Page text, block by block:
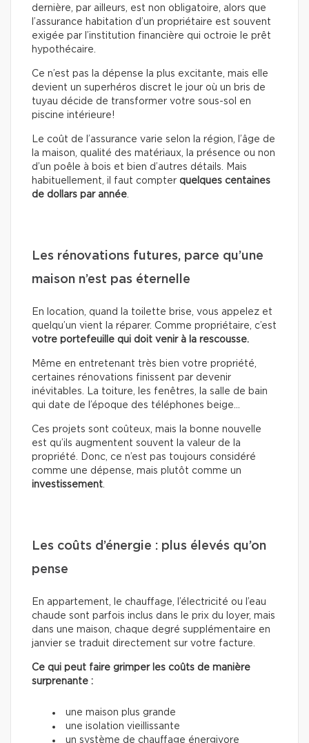
dernière, par ailleurs, est non obligatoire, alors que
l’assurance habitation d’un propriétaire est souvent
exigée par l’institution financière qui octroie le prêt
hypothécaire.
Ce n’est pas la dépense la plus excitante, mais elle
devient un superhéros discret le jour où un bris de
tuyau décide de transformer votre sous-sol en
piscine intérieure!
Le coût de l’assurance varie selon la région, l’âge de
la maison, qualité des matériaux, la présence ou non
d’un poêle à bois et bien d’autres détails. Mais
habituellement, il faut compter quelques centaines
de dollars par année
Les rénovations futures, parce qu’une
maison n’est pas éternelle
En location, quand la toilette brise, vous appelez et
quelqu’un vient la réparer. Comme propriétaire, c’est
votre portefeuille qui doit venir à la rescousse.
Même en entretenant très bien votre propriété,
certaines rénovations finissent par devenir
inévitables. La toiture, les fenêtres, la salle de bain
qui date de l’époque des téléphones beige…
Ces projets sont coûteux, mais la bonne nouvelle
est qu’ils augmentent souvent la valeur de la
propriété. Donc, ce n’est pas toujours considéré
comme une dépense, mais plutôt comme un
investissement
Les coûts d’énergie : plus élevés qu’on
pense
En appartement, le chauffage, l’électricité ou l’eau
chaude sont parfois inclus dans le prix du loyer, mais
dans une maison, chaque degré supplémentaire en
janvier se traduit directement sur votre facture.
Ce qui peut faire grimper les coûts de manière
surprenante :
une maison plus grande
une isolation vieillissante
un système de chauffage énergivore